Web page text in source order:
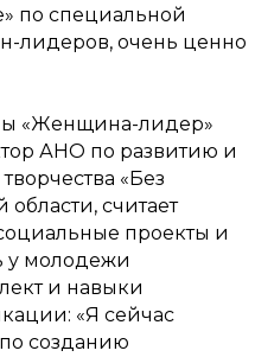
по специальной
лидеров, очень ценно
«Женщина-лидер»
АНО по развитию и
«Без
считает
проекты и
у молодежи
и навыки
«Я сейчас
созданию